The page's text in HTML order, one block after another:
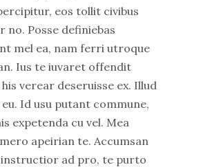
eos tollit civibus
no. Posse definiebas
mel ea, nam ferri utroque
Ius te iuvaret offendit
verear deseruisse ex. Illud
Id usu putant commune,
expetenda cu vel. Mea
apeirian te. Accumsan
instructior ad pro, te purto